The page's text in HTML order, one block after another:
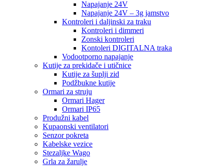
Napajanje 24V
Napajanje 24V – 3g jamstvo
Kontroleri i daljinski za traku
Kontroleri i dimmeri
Zonski kontroleri
Kontoleri DIGITALNA traka
Vodootporno napajanje
Kutije za prekidače i utičnice
Kutije za šuplji zid
Podžbukne kutije
Ormari za struju
Ormari Hager
Ormari IP65
Produžni kabel
Kupaonski ventilatori
Senzor pokreta
Kabelske vezice
Stezaljke Wago
Grla za žarulje